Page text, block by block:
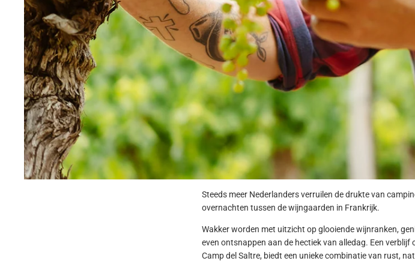
Steeds meer Nederlanders verruilen de drukte van
overnachten tussen de wijngaarden in Frankrijk.
Wakker worden met uitzicht op glooiende wijnranken,
even ontsnappen aan de hectiek van alledag. Een verblijf
Camp del Saltre, biedt een unieke combinatie van rust,